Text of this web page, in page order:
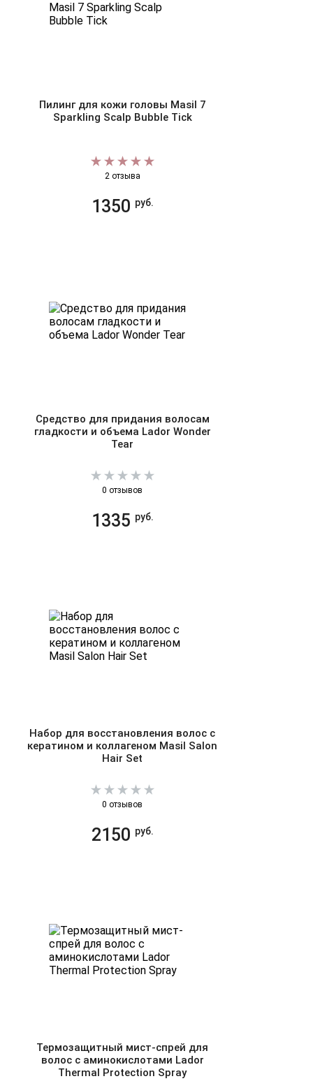
Пилинг для кожи головы Masil 7
Sparkling Scalp Bubble Tick
2 отзыва
1350 руб.
Средство для придания волосам
гладкости и объема Lador Wonder
Tear
0 отзывов
1335 руб.
Набор для восстановления волос с
кератином и коллагеном Masil Salon
Hair Set
0 отзывов
2150 руб.
Термозащитный мист-спрей для
волос с аминокислотами Lador
Thermal Protection Spray